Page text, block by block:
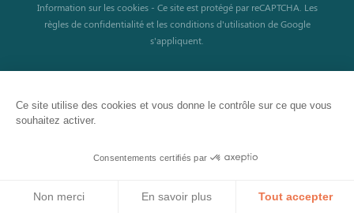
Ce site utilise des cookies et vous donne le contrôle sur ce que vous
souhaitez activer.
Consentements certifiés par
Non merci En savoir plus Tout accepter
Mon hébergement
Ma visite
Coffrets cadeaux
Information sur les cookies- Ce site est protégé par reCAPTCHA. Les
règles de confidentialitéet lesconditions d'utilisation de Google
s'appliquent.